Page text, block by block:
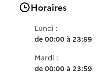
Horaires
Lundi :
de 00:00 à 23:59
Mardi :
de 00:00 à 23:59